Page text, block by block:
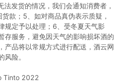
发货的情况，我们会通知消费者，
款； 5、如对商品真伪表示质疑，
规定予以处理； 6、受冬夏天气影
存服务，避免因天气的影响损坏酒的
产品将以常规方式进行配送，酒云网
险。
Tinto 2022